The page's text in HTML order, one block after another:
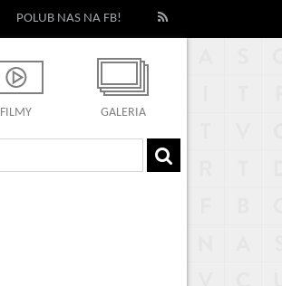
POLUB NAS NA FB!
FILMY GALERIA